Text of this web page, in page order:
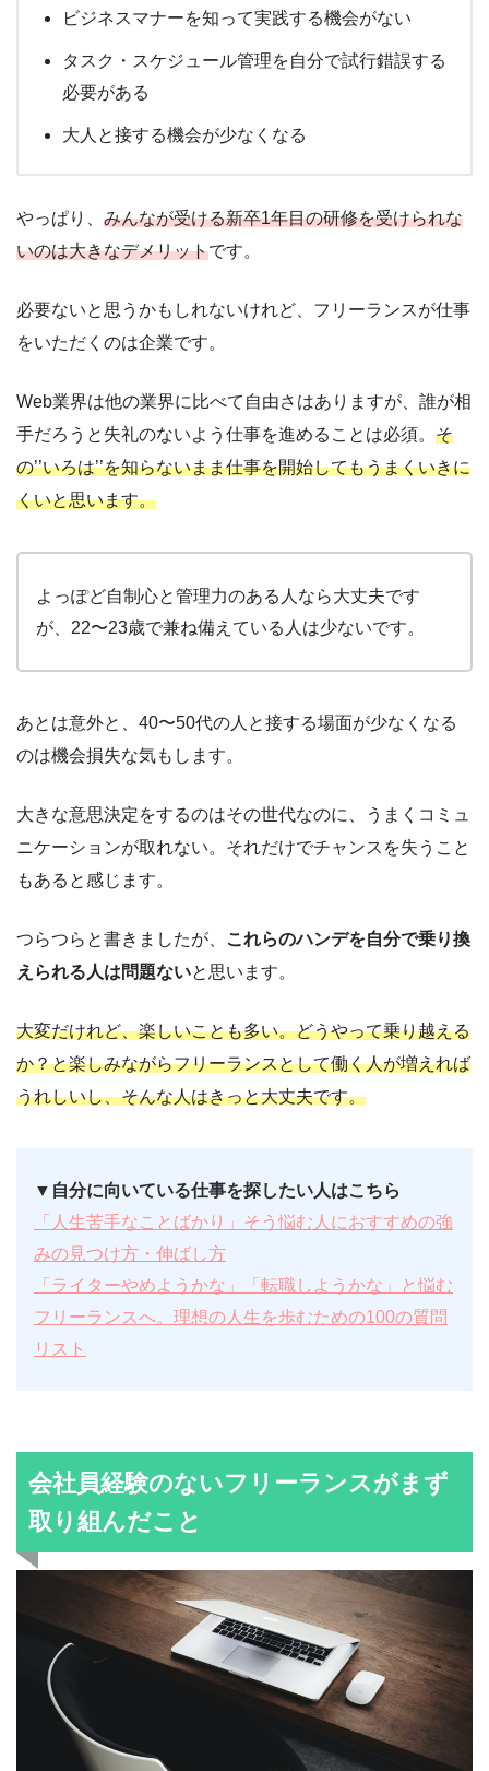
ビジネスマナーを知って実践する機会がない
タスク・スケジュール管理を自分で試行錯誤する
必要がある
大人と接する機会が少なくなる
やっぱり、 みんなが受ける新卒1年目の研修を受けられな
いのは大きなデメリットです。
必要ないと思うかもしれないけれど、フリーランスが仕事
をいただくのは企業です。
Web業界は他の業界に比べて自由さはありますが、誰が相
手だろうと失礼のないよう仕事を進めることは必須。 そ
の’’いろは’’を知らないまま仕事を開始してもうまくいきに
くいと思います。
よっぽど自制心と管理力のある人なら大丈夫です
が、22〜23歳で兼ね備えている人は少ないです。
あとは意外と、40〜50代の人と接する場面が少なくなる
のは機会損失な気もします。
大きな意思決定をするのはその世代なのに、うまくコミュ
ニケーションが取れない。それだけでチャンスを失うこと
もあると感じます。
つらつらと書きましたが、
これらのハンデを自分で乗り換
えられる人は問題ないと思います。
大変だけれど、楽しいことも多い。どうやって乗り越える
か？と楽しみながらフリーランスとして働く人が増えれば
うれしいし、そんな人はきっと大丈夫です。
▼自分に向いている仕事を探したい人はこちら
「人生苦手なことばかり」そう悩む人におすすめの強
みの見つけ方・伸ばし方
「ライターやめようかな」「転職しようかな」と悩む
フリーランスへ。理想の人生を歩むための100の質問
リスト
会社員経験のないフリーランスがまず
取り組んだこと